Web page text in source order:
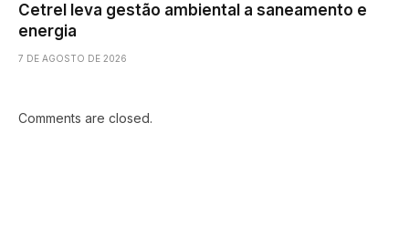
Cetrel leva gestão ambiental a saneamento e
energia
7 DE AGOSTO DE 2026
Comments are closed.